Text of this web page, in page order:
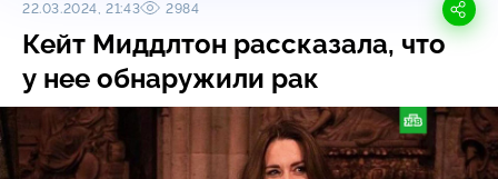
22.03.2024, 21:43 2984
Кейт Миддлтон рассказала, что
у нее обнаружили рак